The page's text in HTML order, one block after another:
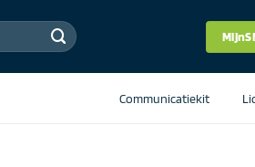
Communicatiekit